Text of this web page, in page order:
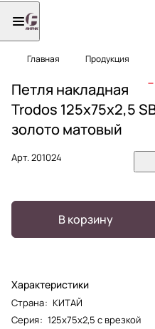
Главная Продукция
Петля накладная
Trodos 125х75х2,5
золото матовый
Арт.201024
В корзину
Характеристики
Страна: КИТАЙ
Серия: 125х75х2,5 с врезкой